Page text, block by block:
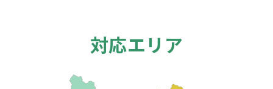
対応エリア